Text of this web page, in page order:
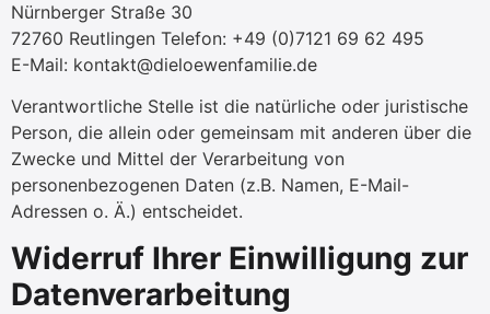
Nürnberger Straße 30
72760 Reutlingen Telefon: +49 (0)7121 69 62 495
E-Mail: kontakt@dieloewenfamilie.de
Verantwortliche Stelle ist die natürliche oder juristische
Person, die allein oder gemeinsam mit anderen über die
Zwecke und Mittel der Verarbeitung von
personenbezogenen Daten (z.B. Namen, E-Mail-
Adressen o. Ä.) entscheidet.
Widerruf Ihrer Einwilligung zur
Datenverarbeitung